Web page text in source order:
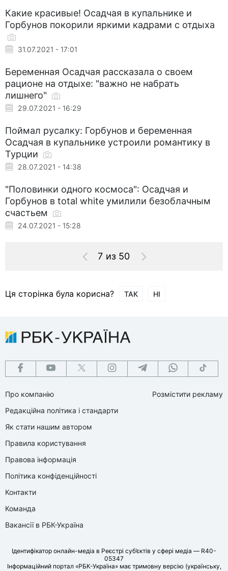
Какие красивые! Осадчая в купальнике и
Горбунов покорили яркими кадрами с отдыха
31.07.2021 - 17:01
Беременная Осадчая рассказала о своем
рационе на отдыхе: "важно не набрать
лишнего"
29.07.2021 - 16:29
Поймал русалку: Горбунов и беременная
Осадчая в купальнике устроили романтику в
Турции
28.07.2021 - 14:38
"Половинки одного космоса": Осадчая и
Горбунов в total white умилили безоблачным
счастьем
24.07.2021 - 15:28
7 из 50
Ця сторінка була корисна? ТАК НІ
Про компанію
Редакційна політика і стандарти
Як стати нашим автором
Правила користування
Правова інформація
Політика конфіденційності
Контакти
Команда
Вакансії в РБК-Україна
Розмістити рекламу
Ідентифікатор онлайн-медіа в Реєстрі суб’єктів у сфері медіа — R40-
05347
Інформаційний портал «РБК-Україна» має тримовну версію (українську,